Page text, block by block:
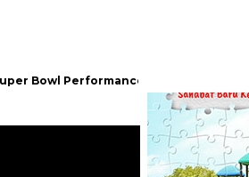
Performances, New Albums, Rising